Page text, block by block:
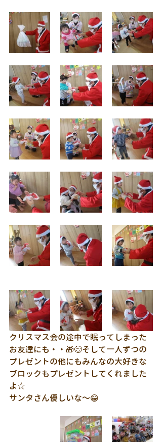
クリスマス会の途中で眠ってしまった
お友達にも・・🎁😊そして一人ずつの
プレゼントの他にもみんなの大好きな
ブロックもプレゼントしてくれました
よ☆
サンタさん優しいな～😁